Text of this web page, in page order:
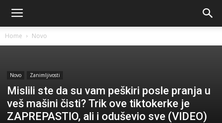
Home Novo
Novo Zanimljivosti
Mislili ste da su vam peškiri posle pranja u
veš mašini čisti? Trik ove tiktokerke je
ZAPREPASTIO, ali i oduševio sve (VIDEO)